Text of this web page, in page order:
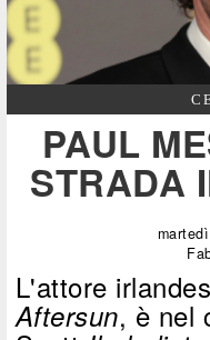
PAUL
STRADA
L'attore
Aftersun, è nel